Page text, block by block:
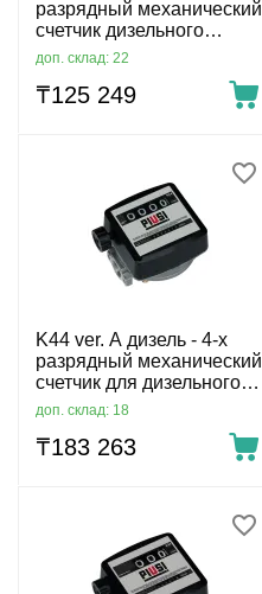
разрядный механический
счетчик дизельного
топлива, 20-120 л/мин
доп. склад: 22
₸125 249
K44 ver. A дизель - 4-х
разрядный механический
счетчик для дизельного
топлива, 20-120 л/мин
доп. склад: 18
₸183 263